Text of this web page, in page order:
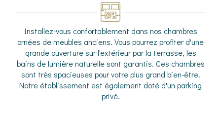
Installez-vous confortablement dans nos chambres
ornées de meubles anciens. Vous pourrez profiter d'une
grande ouverture sur l'extérieur par la terrasse, les
bains de lumière naturelle sont garantis. Ces chambres
sont très spacieuses pour votre plus grand bien-être.
Notre établissement est également doté d'un parking
privé.